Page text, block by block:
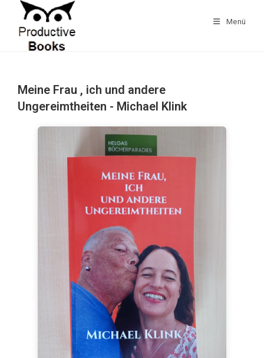
springen
Menü
Meine Frau , ich und andere
Ungereimtheiten - Michael Klink